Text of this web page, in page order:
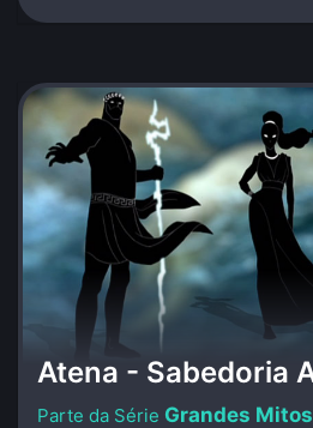
Atena - Sabedoria
Grandes